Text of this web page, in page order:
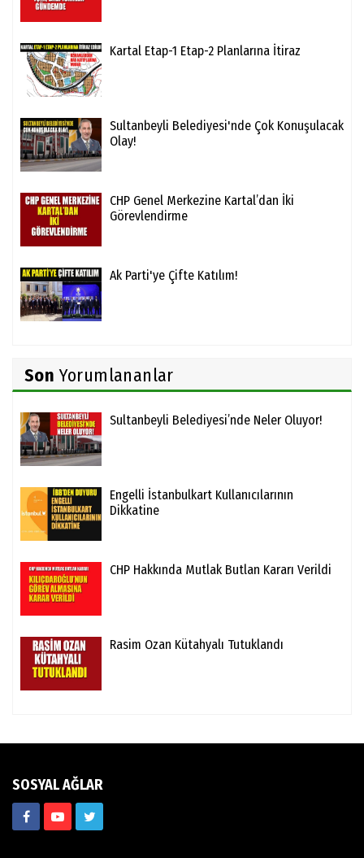
Kartal Etap-1 Etap-2 Planlarına İtiraz
Sultanbeyli Belediyesi'nde Çok Konuşulacak
Olay!
CHP Genel Merkezine Kartal’dan İki
Görevlendirme
Ak Parti'ye Çifte Katılım!
Son Yorumlananlar
Sultanbeyli Belediyesi’nde Neler Oluyor!
Engelli İstanbulkart Kullanıcılarının
Dikkatine
CHP Hakkında Mutlak Butlan Kararı Verildi
Rasim Ozan Kütahyalı Tutuklandı
SOSYAL AĞLAR